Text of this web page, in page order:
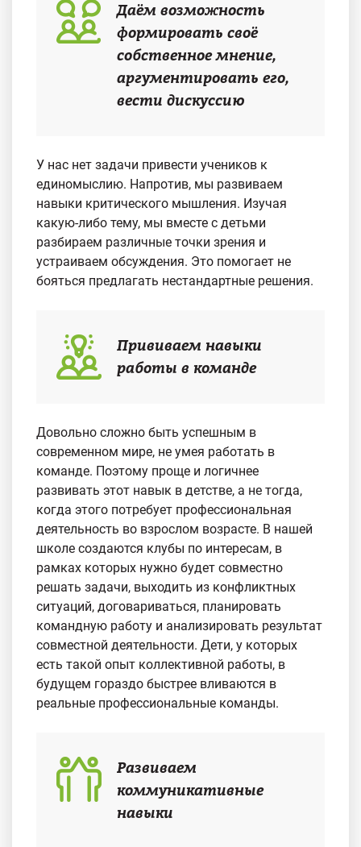
Даём возможность
формировать своё
собственное мнение,
аргументировать его,
вести дискуссию
У нас нет задачи привести учеников к
единомыслию. Напротив, мы развиваем
навыки критического мышления. Изучая
какую-либо тему, мы вместе с детьми
разбираем различные точки зрения и
устраиваем обсуждения. Это помогает не
бояться предлагать нестандартные решения.
Прививаем навыки
работы в команде
Довольно сложно быть успешным в
современном мире, не умея работать в
команде. Поэтому проще и логичнее
развивать этот навык в детстве, а не тогда,
когда этого потребует профессиональная
деятельность во взрослом возрасте. В нашей
школе создаются клубы по интересам, в
рамках которых нужно будет совместно
решать задачи, выходить из конфликтных
ситуаций, договариваться, планировать
командную работу и анализировать результат
совместной деятельности. Дети, у которых
есть такой опыт коллективной работы, в
будущем гораздо быстрее вливаются в
реальные профессиональные команды.
Развиваем
коммуникативные
навыки